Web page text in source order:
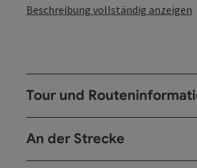
Beschreibung vollständig anzeigen
Tour und
An der Strecke